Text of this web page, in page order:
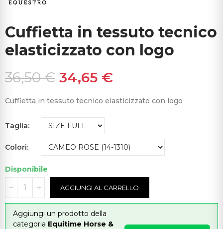
Cuffietta in tessuto tecnico
elasticizzato con logo
36,50 € 34,65 €
Cuffietta in tessuto tecnico elasticizzato con logo
Taglia
Colori
Disponibile
AGGIUNGI AL CARRELLO
Aggiungi un prodotto della
categoria Equitime Horse &